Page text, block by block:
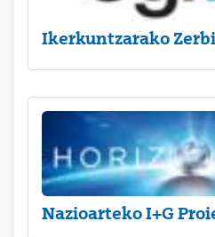
Ikerkuntzarako
Nazioarteko I+G